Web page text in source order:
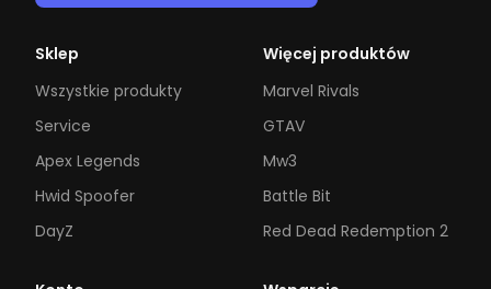
Sklep
Wszystkie produkty
Service
Apex Legends
Hwid Spoofer
DayZ
Więcej produktów
Marvel Rivals
GTAV
Mw3
Battle Bit
Red Dead Redemption 2